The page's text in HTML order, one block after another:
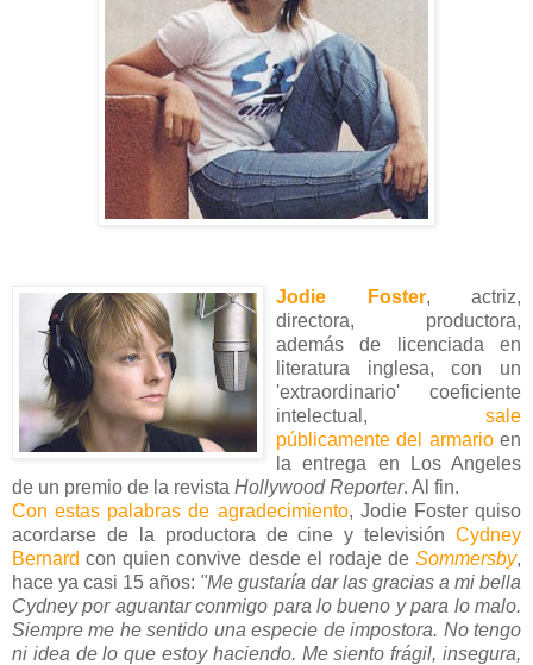
Jodie Foster, actriz,
directora, productora,
además de licenciada en
literatura inglesa, con un
'extraordinario' coeficiente
intelectual, sale
públicamente del armarioen
la entrega en Los Angeles
de un premio de la revista Hollywood Reporter. Al fin.
Con estas palabras de agradecimiento, Jodie Foster quiso
acordarse de la productora de cine y televisión Cydney
Bernard con quien convive desde el rodaje de Sommersby,
hace ya casi 15 años: "Me gustaría dar las gracias a mi bella
Cydney por aguantar conmigo para lo bueno y para lo malo.
Siempre me he sentido una especie de impostora. No tengo
ni idea de lo que estoy haciendo. Me siento frágil, insegura,